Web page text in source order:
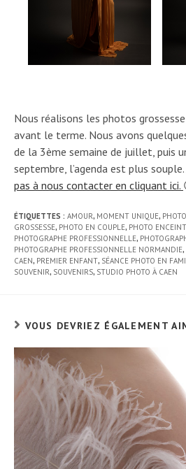
Nous réalisons les photos
avant le terme. Nous avons
de la 3ème semaine de juillet, puis
septembre, l’agenda est plus souple.
pas à nous contacter en cliquant ici.
ÉTIQUETTES : AMOUR, MOMENT UNIQUE,
GROSSESSE, PHOTO EN COUPLE, PHOTO
PHOTOGRAPHE PROFESSIONNELLE,
PHOTOGRAPHE PROFESSIONNELLE NORMANDIE,
CAEN, PREMIER ENFANT, SÉANCE PHOTO EN
SOUVENIR, SOUVENIRS, STUDIO PHOTO À CAEN
VOUS DEVRIEZ ÉGALEMENT